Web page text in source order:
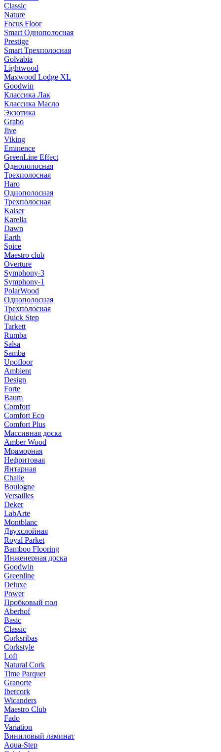
Classic
Nature
Focus Floor
Smart Однополосная
Prestige
Smart Трехполосная
Golvabia
Lightwood
Maxwood Lodge XL
Goodwin
Классика Лак
Классика Масло
Экзотика
Grabo
Jive
Viking
Eminence
GreenLine Effect
Однополосная
Трехполосная
Haro
Однополосная
Трехполосная
Kaiser
Karelia
Dawn
Earth
Spice
Maestro club
Overture
Symphony-3
Symphony-1
PolarWood
Однополосная
Трехполосная
Quick Step
Tarkett
Rumba
Salsa
Samba
Upofloor
Ambient
Design
Forte
Baum
Comfort
Comfort Eco
Comfort Plus
Массивная доска
Amber Wood
Мраморная
Нефритовая
Янтарная
Challe
Boulogne
Versailles
Deker
LabArte
Montblanc
Двухслойная
Royal Parket
Bamboo Flooring
Инженерная доска
Goodwin
Greenline
Deluxe
Power
Пробковый пол
Aberhof
Basic
Classic
Corksribas
Corkstyle
Loft
Natural Cork
Time Parquet
Granorte
Ibercork
Wicanders
Мaestro Club
Fado
Variation
Виниловый ламинат
Aqua-Step